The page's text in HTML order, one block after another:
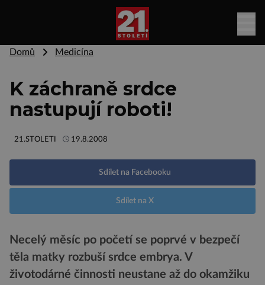
Domů Medicína
K záchraně srdce
nastupují roboti!
21.STOLETI 19.8.2008
Sdílet na Facebooku
Sdílet na X
Necelý měsíc po početí se poprvé v bezpečí
těla matky rozbuší srdce embrya. V
životodárné činnosti neustane až do okamžiku